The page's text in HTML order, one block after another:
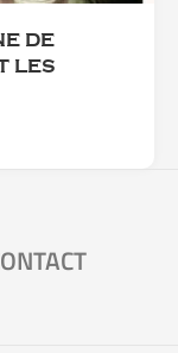
DE
LES